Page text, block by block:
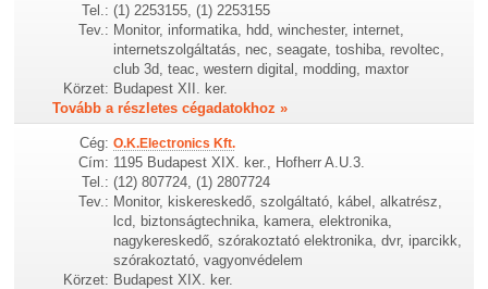
Tel.: (1) 2253155, (1) 2253155
Tev.: Monitor, informatika, hdd, winchester, internet,
internetszolgáltatás, nec, seagate, toshiba, revoltec,
club 3d, teac, western digital, modding, maxtor
Körzet: Budapest XII. ker.
Tovább a részletes cégadatokhoz »
Cég: O.K.Electronics Kft.
Cím: 1195 Budapest XIX. ker., Hofherr A.U.3.
Tel.: (12) 807724, (1) 2807724
Tev.: Monitor, kiskereskedő, szolgáltató, kábel, alkatrész,
lcd, biztonságtechnika, kamera, elektronika,
nagykereskedő, szórakoztató elektronika, dvr, iparcikk,
szórakoztató, vagyonvédelem
Körzet: Budapest XIX. ker.